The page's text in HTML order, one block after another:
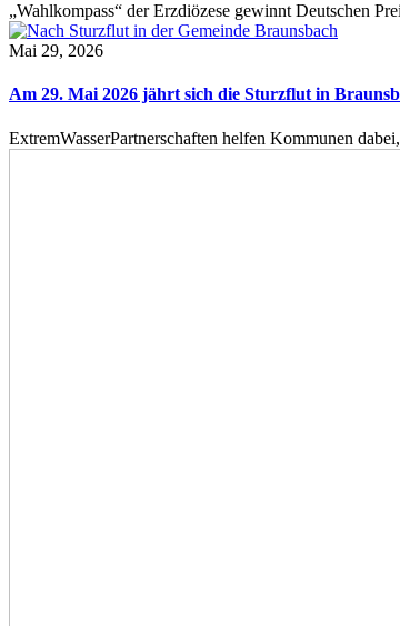
„Wahlkompass“ der Erzdiözese gewinnt Deutschen
Mai 29, 2026
Am 29. Mai 2026 jährt sich die Sturzflut in
ExtremWasserPartnerschaften helfen Kommunen